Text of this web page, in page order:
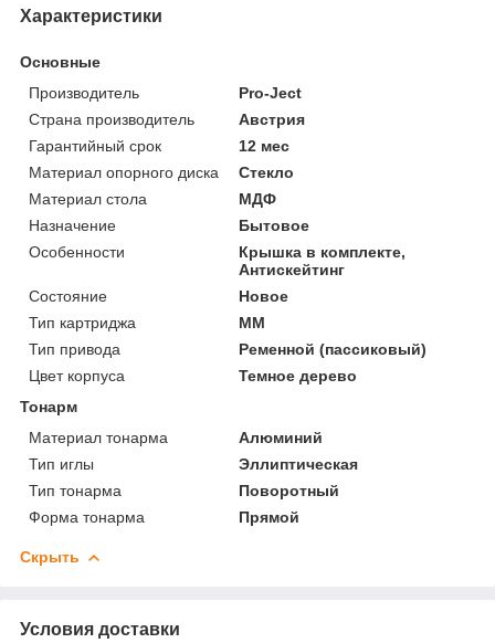
Характеристики
Основные
Производитель
Pro-Ject
Страна производитель
Австрия
Гарантийный срок
12 мес
Материал опорного диска
Стекло
Материал стола
МДФ
Назначение
Бытовое
Особенности
Крышка в комплекте,
Антискейтинг
Состояние
Новое
Тип картриджа
MM
Тип привода
Ременной (пассиковый)
Цвет корпуса
Темное дерево
Тонарм
Материал тонарма
Алюминий
Тип иглы
Эллиптическая
Тип тонарма
Поворотный
Форма тонарма
Прямой
Скрыть
Условия доставки